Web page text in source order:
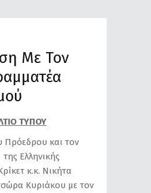
Με Τον
ΤΥΠΟΥ
Πρόεδρου και τον
Ελληνικής
κ.κ. Νικήτα
Κυριάκου με τον